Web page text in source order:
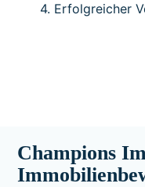
4. Erfolgreicher
Champions